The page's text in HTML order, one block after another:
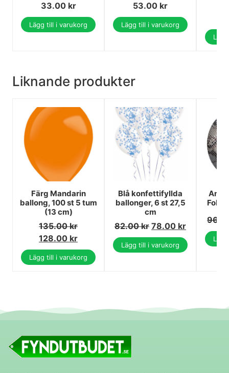
33.00 kr
Lägg till i varukorg
53.00 kr
Lägg till i varukorg
Liknande produkter
Färg Mandarin
ballong, 100 st 5 tum
(13 cm)
135.00kr
128.00 kr
Lägg till i varukorg
Blå konfettifyllda
ballonger, 6 st 27,5
cm
82.00kr 78.00 kr
Lägg till i varukorg